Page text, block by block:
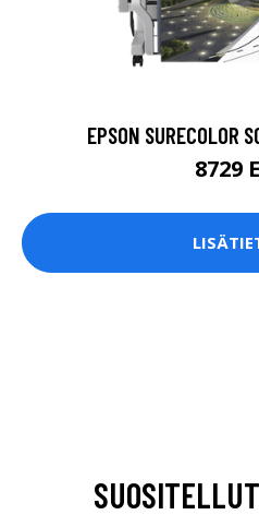
EPSON SURECOLOR
8729